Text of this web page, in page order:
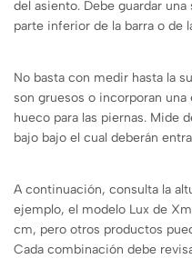
del asiento. Debe guardar
parte inferior de la barra o de
No basta con medir hasta la
son gruesos o incorporan
hueco para las piernas. Mide
bajo bajo el cual deberán
A continuación, consulta la
ejemplo, el modelo Lux de
cm, pero otros productos
Cada combinación debe